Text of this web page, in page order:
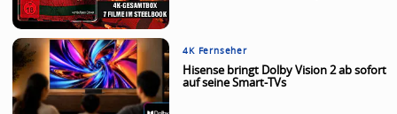
4K Fernseher
Hisense bringt Dolby Vision 2 ab sofort
auf seine Smart-TVs